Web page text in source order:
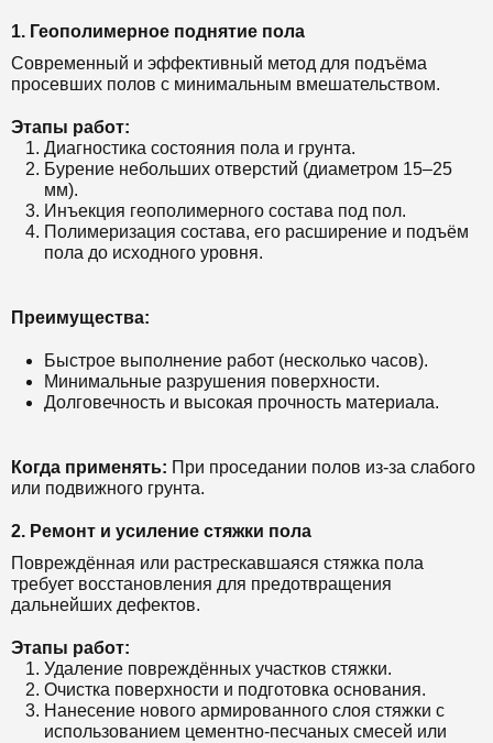
1. Геополимерное поднятие пола
Современный и эффективный метод для подъёма
просевших полов с минимальным вмешательством.
Этапы работ:
Диагностика состояния пола и грунта.
Бурение небольших отверстий (диаметром 15–25
мм).
Инъекция геополимерного состава под пол.
Полимеризация состава, его расширение и подъём
пола до исходного уровня.
Преимущества:
Быстрое выполнение работ (несколько часов).
Минимальные разрушения поверхности.
Долговечность и высокая прочность материала.
Когда применять: При проседании полов из-за слабого
или подвижного грунта.
2. Ремонт и усиление стяжки пола
Повреждённая или растрескавшаяся стяжка пола
требует восстановления для предотвращения
дальнейших дефектов.
Этапы работ:
Удаление повреждённых участков стяжки.
Очистка поверхности и подготовка основания.
Нанесение нового армированного слоя стяжки с
использованием цементно-песчаных смесей или